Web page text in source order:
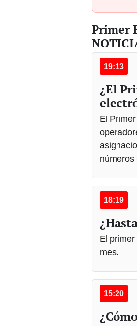
Primer
19:13
¿El
El
números
18:19
El
mes.
15:20